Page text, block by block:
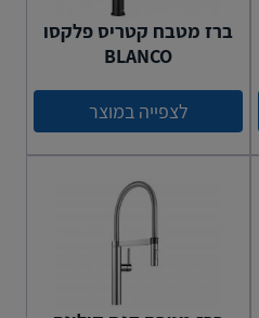
ברז מטבח קטריס פלקסו
BLANCO
לצפייה במוצר